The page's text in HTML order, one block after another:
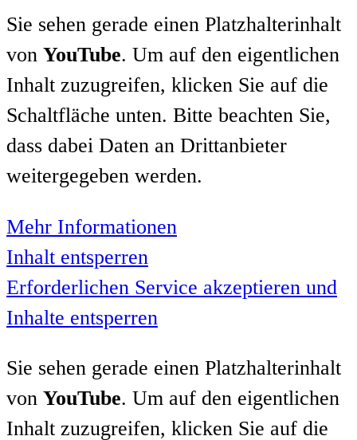
Sie sehen gerade einen Platzhalterinhalt
von YouTube. Um auf den eigentlichen
Inhalt zuzugreifen, klicken Sie auf die
Schaltfläche unten. Bitte beachten Sie,
dass dabei Daten an Drittanbieter
weitergegeben werden.
Mehr Informationen
Inhalt entsperren
Erforderlichen Service akzeptieren und
Inhalte entsperren
Sie sehen gerade einen Platzhalterinhalt
von YouTube. Um auf den eigentlichen
Inhalt zuzugreifen, klicken Sie auf die